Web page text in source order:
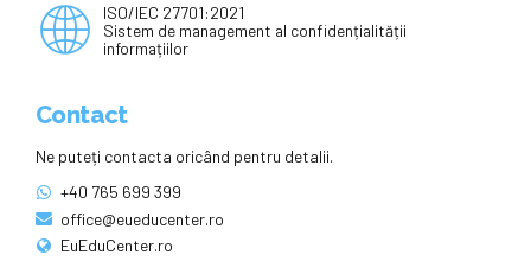
ISO/IEC 27701:2021
Sistem de management al confidențialității
informațiilor
Contact
Ne puteți contacta oricând pentru detalii.
+40 765 699 399
office@eueducenter.ro
EuEduCenter.ro